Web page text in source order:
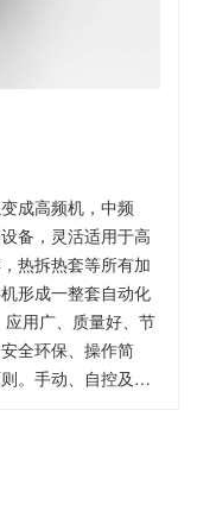
成高频机，中频
备，灵活适用于高
热拆热套等所有加
形成一整套自动化
用广、质量好、节
全环保、操作简
。手动、自控及远
够根据工件的大
报警模式，从而大